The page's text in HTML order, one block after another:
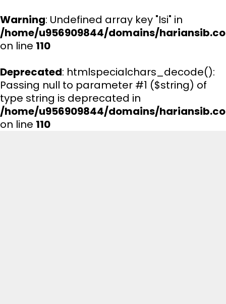
Warning: Undefined array key "Isi" in
/home/u956909844/domains/
on line 110
Deprecated: htmlspecialchars_decode():
Passing null to parameter #1 ($string) of
type string is deprecated in
/home/u956909844/domains/
on line 110